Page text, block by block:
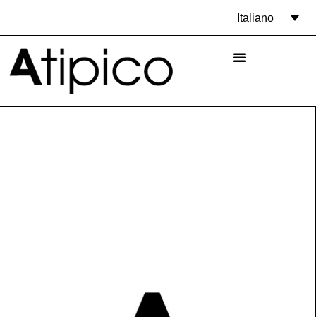
Italiano